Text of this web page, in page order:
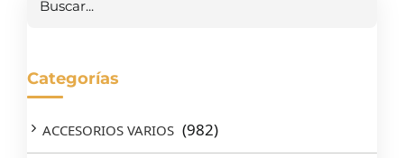
Categorías
ACCESORIOS VARIOS (982)